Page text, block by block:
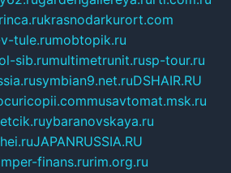
krasnodarkurort.com
tule.rumobtopik.ru
sib.rumultimetrunit.rusp-tour.ru
symbian9.net.ruDSHAIR.RU
musavtomat.msk.ru
ybaranovskaya.ru
JAPANRUSSIA.RU
finans.rurim.org.ru